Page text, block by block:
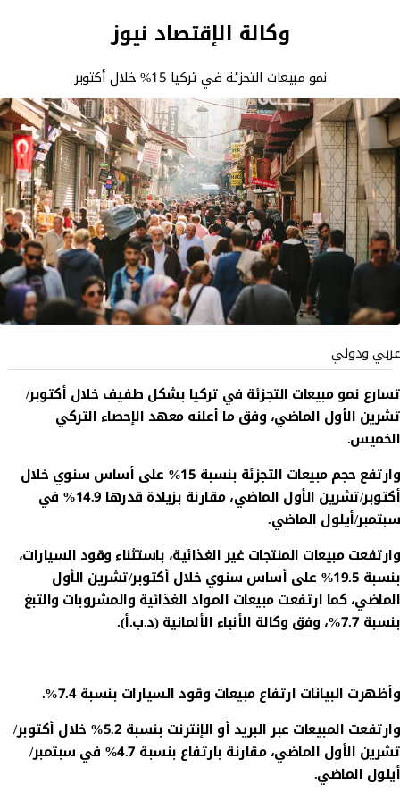
وكالة الإقتصاد نيوز
نمو مبيعات التجزئة في تركيا 15% خلال أكتوبر
عربي ودولي
تسارع نمو مبيعات التجزئة في تركيا بشكل طفيف خلال أكتوبر/
تشرين الأول الماضي، وفق ما أعلنه معهد الإحصاء التركي
الخميس.
وارتفع حجم مبيعات التجزئة بنسبة 15% على أساس سنوي خلال
أكتوبر/تشرين الأول الماضي، مقارنة بزيادة قدرها 14.9% في
سبتمبر/أيلول الماضي.
وارتفعت مبيعات المنتجات غير الغذائية، باستثناء وقود السيارات،
بنسبة 19.5% على أساس سنوي خلال أكتوبر/تشرين الأول
الماضي، كما ارتفعت مبيعات المواد الغذائية والمشروبات والتبغ
بنسبة 7.7%، وفق وكالة الأنباء الألمانية (د.ب.أ).
وأظهرت البيانات ارتفاع مبيعات وقود السيارات بنسبة 7.4%.
وارتفعت المبيعات عبر البريد أو الإنترنت بنسبة 5.2% خلال أكتوبر/
تشرين الأول الماضي، مقارنة بارتفاع بنسبة 4.7% في سبتمبر/
أيلول الماضي.